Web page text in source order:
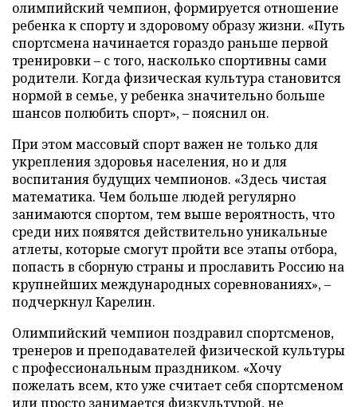
олимпийский чемпион, формируется отношение
ребенка к спорту и здоровому образу жизни. «Путь
спортсмена начинается гораздо раньше первой
тренировки – с того, насколько спортивны сами
родители. Когда физическая культура становится
нормой в семье, у ребенка значительно больше
шансов полюбить спорт», – пояснил он.
При этом массовый спорт важен не только для
укрепления здоровья населения, но и для
воспитания будущих чемпионов. «Здесь чистая
математика. Чем больше людей регулярно
занимаются спортом, тем выше вероятность, что
среди них появятся действительно уникальные
атлеты, которые смогут пройти все этапы отбора,
попасть в сборную страны и прославить Россию на
крупнейших международных соревнованиях», –
подчеркнул Карелин.
Олимпийский чемпион поздравил спортсменов,
тренеров и преподавателей физической культуры
с профессиональным праздником. «Хочу
пожелать всем, кто уже считает себя спортсменом
или просто занимается физкультурой, не